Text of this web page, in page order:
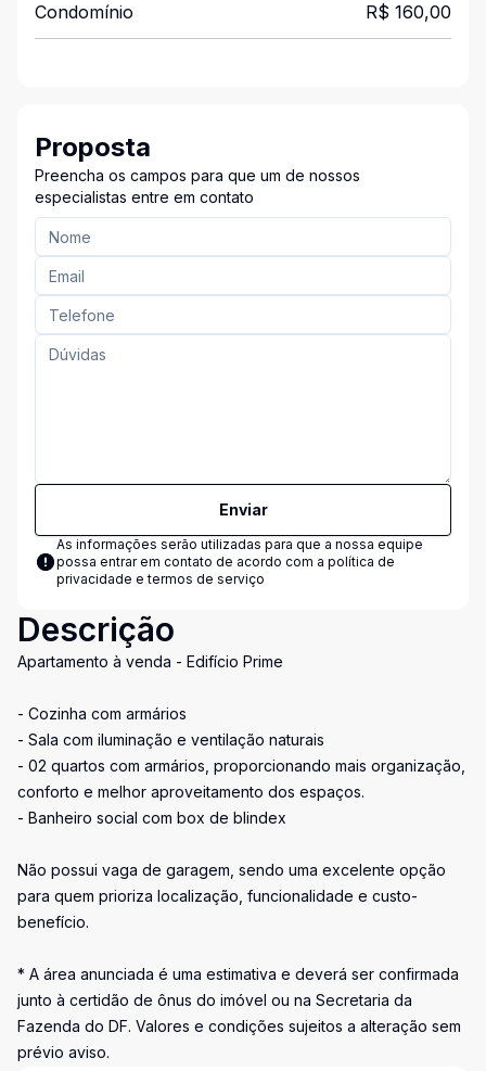
Condomínio R$ 160,00
Proposta
Preencha os campos para que um de nossos
especialistas entre em contato
Enviar
As informações serão utilizadas para que a nossa equipe
possa entrar em contato de acordo com a política de
privacidade e termos de serviço
Descrição
Apartamento à venda - Edifício Prime
- Cozinha com armários
- Sala com iluminação e ventilação naturais
- 02 quartos com armários, proporcionando mais organização,
conforto e melhor aproveitamento dos espaços.
- Banheiro social com box de blindex
Não possui vaga de garagem, sendo uma excelente opção
para quem prioriza localização, funcionalidade e custo-
benefício.
* A área anunciada é uma estimativa e deverá ser confirmada
junto à certidão de ônus do imóvel ou na Secretaria da
Fazenda do DF. Valores e condições sujeitos a alteração sem
prévio aviso.